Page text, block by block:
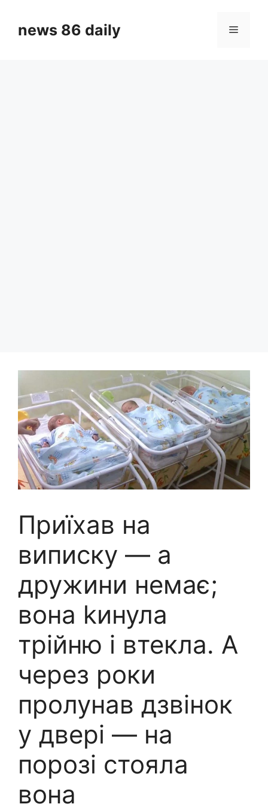
contentnews 86 daily Menu
Приїхав на
виписку — а
дружини немає;
вона kинула
трійню і втекла. А
через роки
пролунав дзвінок
у двері — на
порозі стояла
вона